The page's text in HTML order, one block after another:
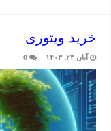
خرید ویتوری
آبان ۲۴, ۱۴۰۳ 0